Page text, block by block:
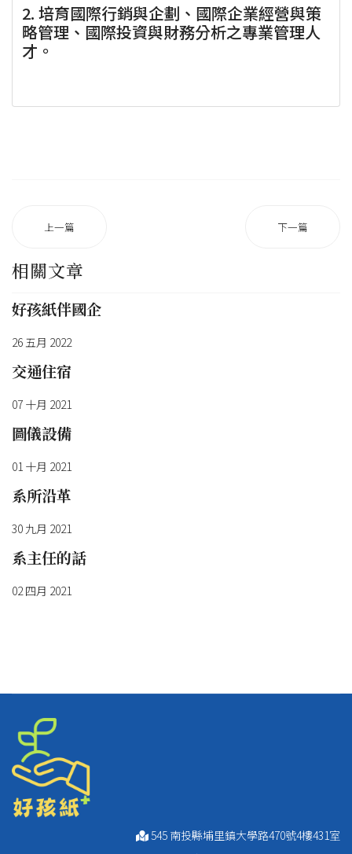
2. 培育國際行銷與企劃、國際企業經營與策
略管理、國際投資與財務分析之專業管理人
才。
上一篇 下一篇
相關文章
好孩紙伴國企
26 五月 2022
交通住宿
07 十月 2021
圖儀設備
01 十月 2021
系所沿革
30 九月 2021
系主任的話
02 四月 2021
545 南投縣埔里鎮大學路470號4樓431室